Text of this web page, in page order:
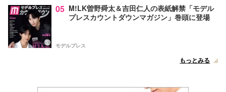
05 M!LK曽野舜太＆吉田仁人の表紙解禁「モデル
プレスカウントダウンマガジン」巻頭に登場
モデルプレス
もっとみる